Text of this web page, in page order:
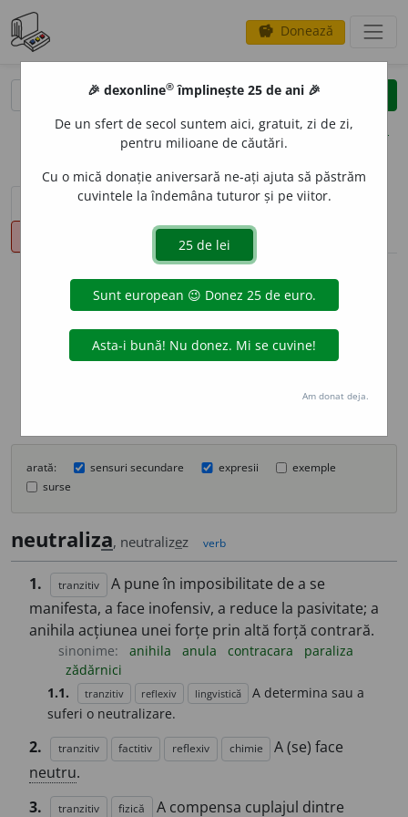
savings Donează
clear
opțiuni
sinteza definițiilor (1) definiții (17)
conjugări
info
Aceste definiții sunt compilate de
echipa dexonline. Definițiile
originale se află pe filadefiniții.
Puteți reordona filele pe pagina de
arată: sensuri secundare expresii
exemple
surse
neutraliza, neutralizez verb
1. tranzitiv
A pune în imposibilitate de a se
manifesta, a face inofensiv, a reduce la pasivitate; a
anihila acțiunea unei forțe prin altă forță contrară.
sinonime: anihila anula contracara
paraliza
zădărnici
1.1.
tranzitiv reflexiv lingvistică
A determina sau a
suferi o neutralizare.
2. tranzitiv factitiv reflexiv chimie
A (se) face
neutru.
3.
tranzitiv fizică A compensa cuplajul dintre
🎉 dexonline® împlinește 25 de ani 🎉
De un sfert de secol suntem aici, gratuit, zi de zi,
pentru milioane de căutări.
Cu o mică donație aniversară ne-ați ajuta să păstrăm
cuvintele la îndemâna tuturor și pe viitor.
Am donat deja.